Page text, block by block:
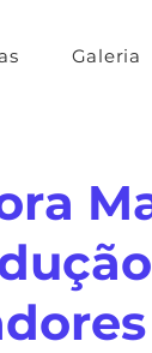
Galeria